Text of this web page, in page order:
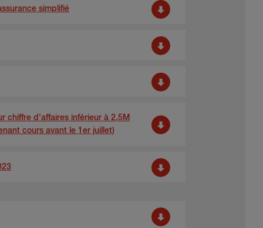
simplifié
chiffre d’affaires inférieur à 2,5M
cours avant le 1er juillet)